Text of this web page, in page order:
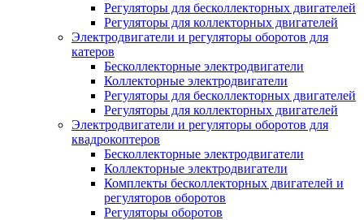
Регуляторы для бесколлекторных двигателей
Регуляторы для коллекторных двигателей
Электродвигатели и регуляторы оборотов для
катеров
Бесколлекторные электродвигатели
Коллекторные электродвигатели
Регуляторы для бесколлекторных двигателей
Регуляторы для коллекторных двигателей
Электродвигатели и регуляторы оборотов для
квадрокоптеров
Бесколлекторные электродвигатели
Коллекторные электродвигатели
Комплекты бесколлекторных двигателей и
регуляторов оборотов
Регуляторы оборотов